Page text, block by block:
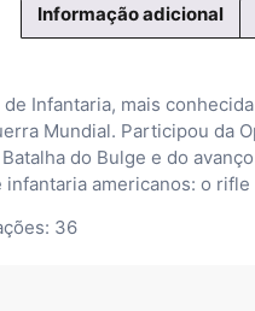
Informação adicional
de Infantaria, mais
Mundial. Participou da
do Bulge e do
infantaria americanos: o rifle
36